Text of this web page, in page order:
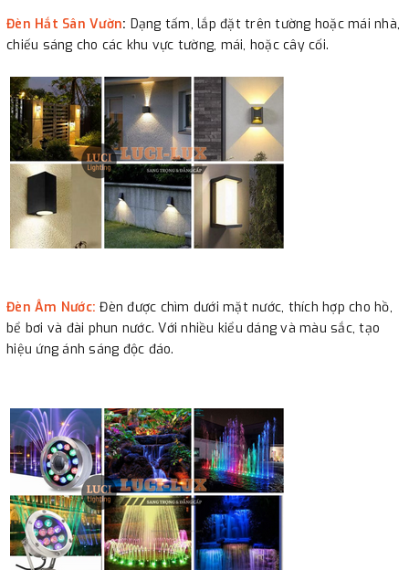
Đèn Hắt Sân Vườn: Dạng tấm, lắp đặt trên tường hoặc mái nhà,
chiếu sáng cho các khu vực tường, mái, hoặc cây cối.
Đèn Âm Nước: Đèn được chìm dưới mặt nước, thích hợp cho hồ,
bể bơi và đài phun nước. Với nhiều kiểu dáng và màu sắc, tạo
hiệu ứng ánh sáng độc đáo.